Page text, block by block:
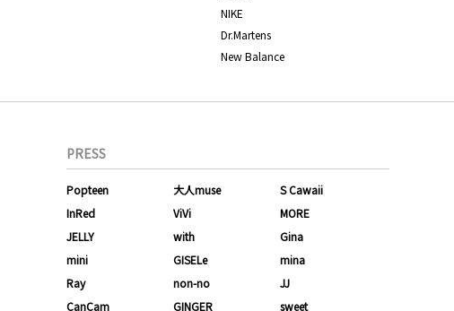
NIKE
Dr.Martens
New Balance
PRESS
Popteen 大人muse
S Cawaii
InRed
ViVi
MORE
JELLY
with
Gina
mini
GISELe
mina
Ray
non-no
JJ
CanCam
GINGER sweet